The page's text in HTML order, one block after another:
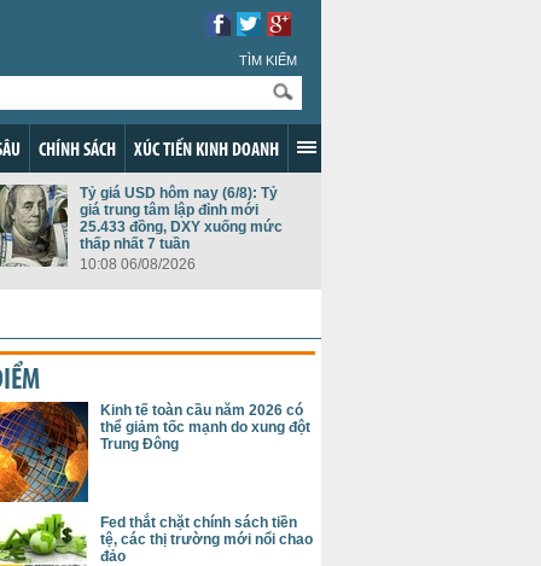
TÌM KIẾM
CHÍNH SÁCH XÚC TIẾN KINH DOANH
Tỷ giá USD hôm nay (6/8): Tỷ
giá trung tâm lập đỉnh mới
25.433 đồng, DXY xuống mức
thấp nhất 7 tuần
10:08 06/08/2026
Kinh tế toàn cầu năm 2026 có
thể giảm tốc mạnh do xung đột
Trung Đông
Fed thắt chặt chính sách tiền
tệ, các thị trường mới nổi chao
đảo